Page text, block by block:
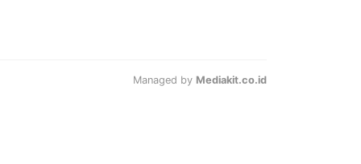
Managed by Mediakit.co.id